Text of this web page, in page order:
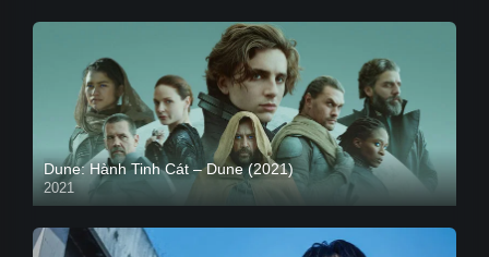
Dune: Hành Tinh Cát – Dune (2021)
2021
HD VIETSUB